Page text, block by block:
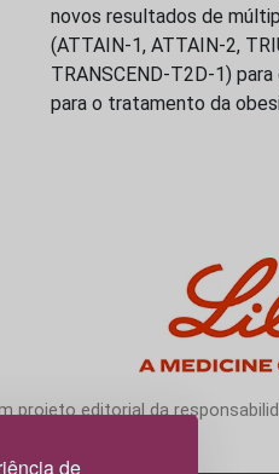
de
novos resultados de
(ATTAIN-1, ATTAIN-2,
TRANSCEND-T2D-1)
para o tratamento da
projeto editorial da